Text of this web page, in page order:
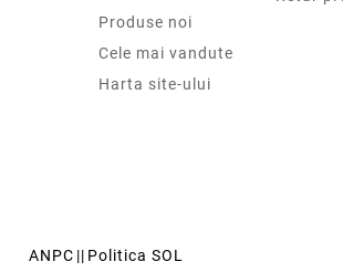
Produse noi
Cele mai vandute
Harta site-ului
ANPC || Politica SOL